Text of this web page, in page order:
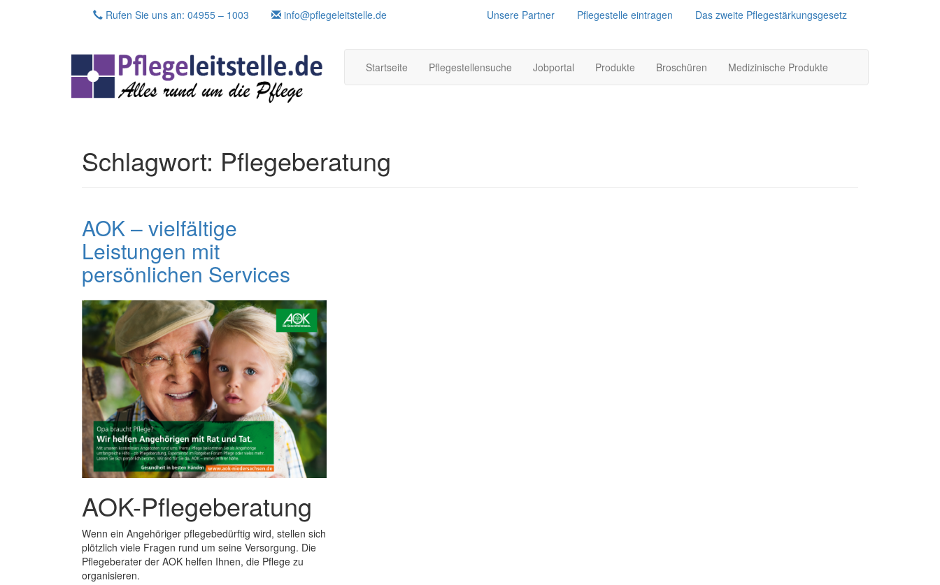
Rufen Sie uns an: 04955 – 1003 info@pflegeleitstelle.de Unsere Partner Pflegestelle eintragen Das zweite Pflegestärkungsgesetz
Startseite Pflegestellensuche Jobportal Produkte Broschüren Medizinische Produkte
Schlagwort: Pflegeberatung
AOK – vielfältige
Leistungen mit
persönlichen Services
AOK-Pflegeberatung
Wenn ein Angehöriger pflegebedürftig wird, stellen sich
plötzlich viele Fragen rund um seine Versorgung. Die
Pflegeberater der AOK helfen Ihnen, die Pflege zu
organisieren.